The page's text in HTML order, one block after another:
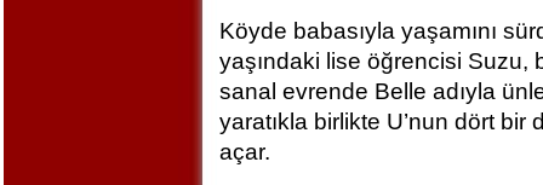
Köyde babasıyla yaşamını
yaşındaki lise öğrencisi Suzu,
sanal evrende Belle adıyla
yaratıkla birlikte U’nun dört
açar.